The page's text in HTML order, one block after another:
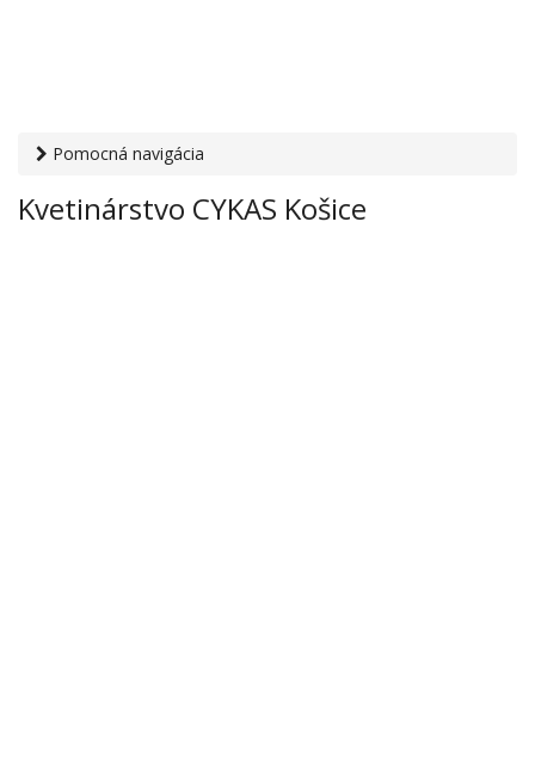
Pomocná navigácia
Kvetinárstvo CYKAS Košice
Kvetinárstvo CYKAS Košice